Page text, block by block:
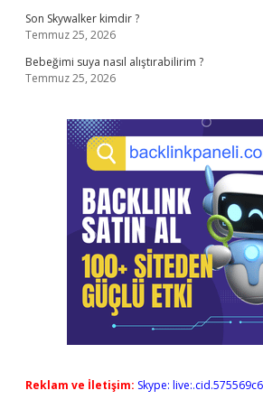
Son Skywalker kimdir ?
Temmuz 25, 2026
Bebeğimi suya nasıl alıştırabilirim ?
Temmuz 25, 2026
Reklam ve İletişim: Skype: